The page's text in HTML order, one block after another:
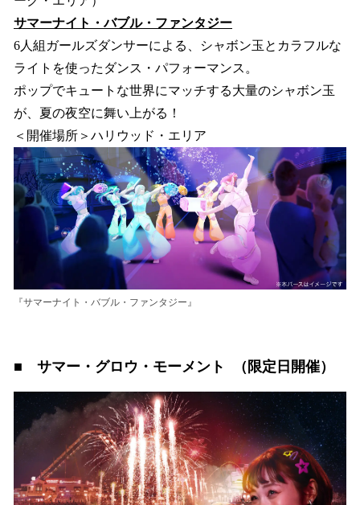
サマーナイト・バブル・ファンタジー
6人組ガールズダンサーによる、シャボン玉とカラフルな
ライトを使ったダンス・パフォーマンス。
ポップでキュートな世界にマッチする大量のシャボン玉
が、夏の夜空に舞い上がる！
＜開催場所＞ハリウッド・エリア
『サマーナイト・バブル・ファンタジー』
■ サマー・グロウ・モーメント （限定日開催）